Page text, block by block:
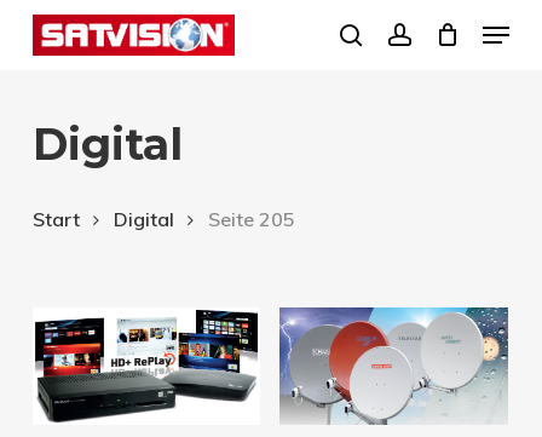
Skip
content
search
Menu
Digital
Start Digital Seite 205